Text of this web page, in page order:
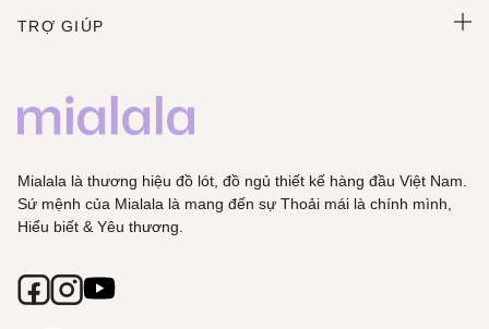
TRỢ GIÚP
Mialala là thương hiệu đồ lót, đồ ngủ thiết kế hàng đầu Việt Nam.
Sứ mệnh của Mialala là mang đến sự Thoải mái là chính mình,
Hiểu biết & Yêu thương.